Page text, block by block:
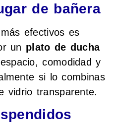
de bañera
efectivos es
un plato de ducha
comodidad y
si lo combinas
vidrio transparente.